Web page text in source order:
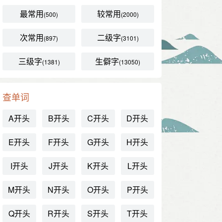
最常用(500) 较常用(2000)
次常用(897) 二级字(3101)
三级字(1381) 生僻字(13050)
查单词
A开头 B开头 C开头 D开头
E开头 F开头 G开头 H开头
I开头 J开头 K开头 L开头
M开头 N开头 O开头 P开头
Q开头 R开头 S开头 T开头